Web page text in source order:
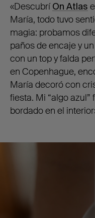
«DescubríOn Atlas
María, todo tuvo
magia: probamos
paños de encaje y
con un top y falda
en Copenhague,
María decoró con
fiesta. Mi “algo
bordado en el